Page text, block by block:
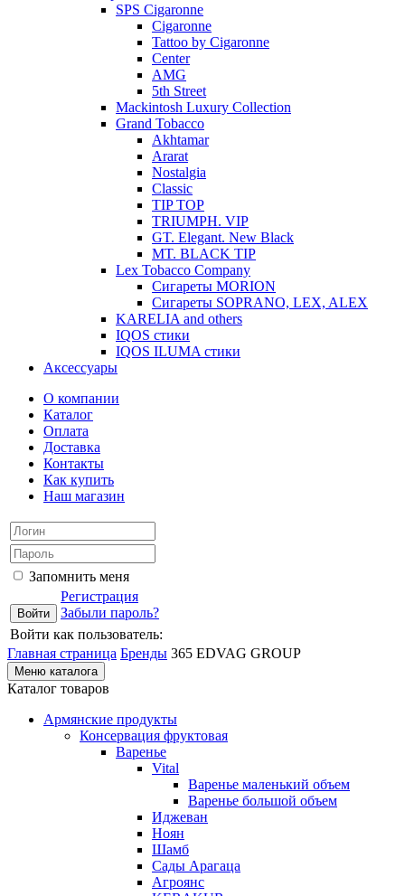
SPS Cigaronne
Сigaronne
Tattoo by Cigaronne
Center
AMG
5th Street
Mackintosh Luxury Collection
Grand Tobacco
Akhtamar
Ararat
Nostalgia
Classic
TIP TOP
TRIUMPH. VIP
GT. Elegant. New Black
MT. BLACK TIP
Lex Tobacco Company
Сигареты MORION
Сигареты SOPRANO, LEX, ALEX
KARELIA and others
IQOS стики
IQOS ILUMA стики
Аксессуары
О компании
Каталог
Оплата
Доставка
Контакты
Как купить
Наш магазин
Запомнить меня
Регистрация
Забыли пароль?
Войти как пользователь:
Главная страница Бренды 365 EDVAG GROUP
Меню каталога
Каталог товаров
Армянские продукты
Консервация фруктовая
Варенье
Vital
Варенье маленький объем
Варенье большой объем
Иджеван
Ноян
Шамб
Сады Арагаца
Агроянс